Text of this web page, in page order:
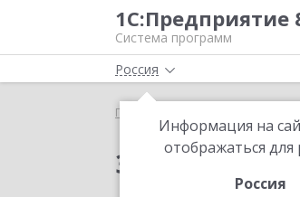
1С:Предприятие
Система программ
Россия
Информация на
отображаться для
Россия
Главная ИТС
Заказать